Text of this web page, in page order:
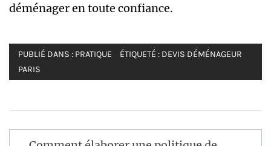
déménager en toute confiance.
PUBLIÉ DANS : PRATIQUE ÉTIQUETÉ : DEVIS DÉMÉNAGEUR
PARIS
Navigation